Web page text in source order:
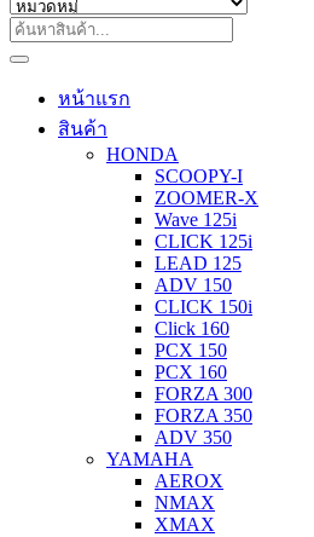
หน้าแรก
สินค้า
HONDA
SCOOPY-I
ZOOMER-X
Wave 125i
CLICK 125i
LEAD 125
ADV 150
CLICK 150i
Click 160
PCX 150
PCX 160
FORZA 300
FORZA 350
ADV 350
YAMAHA
AEROX
NMAX
XMAX